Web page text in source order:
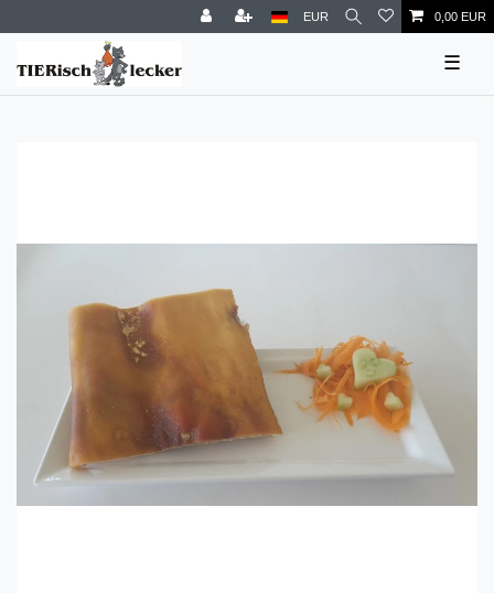
EUR 0,00 EUR
☰